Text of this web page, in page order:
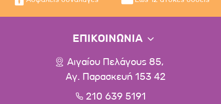
ΕΠΙΚΟΙΝΩΝΙΑ
Αιγαίου Πελάγους 85,
Αγ. Παρασκευή 153 42
210 639 5191